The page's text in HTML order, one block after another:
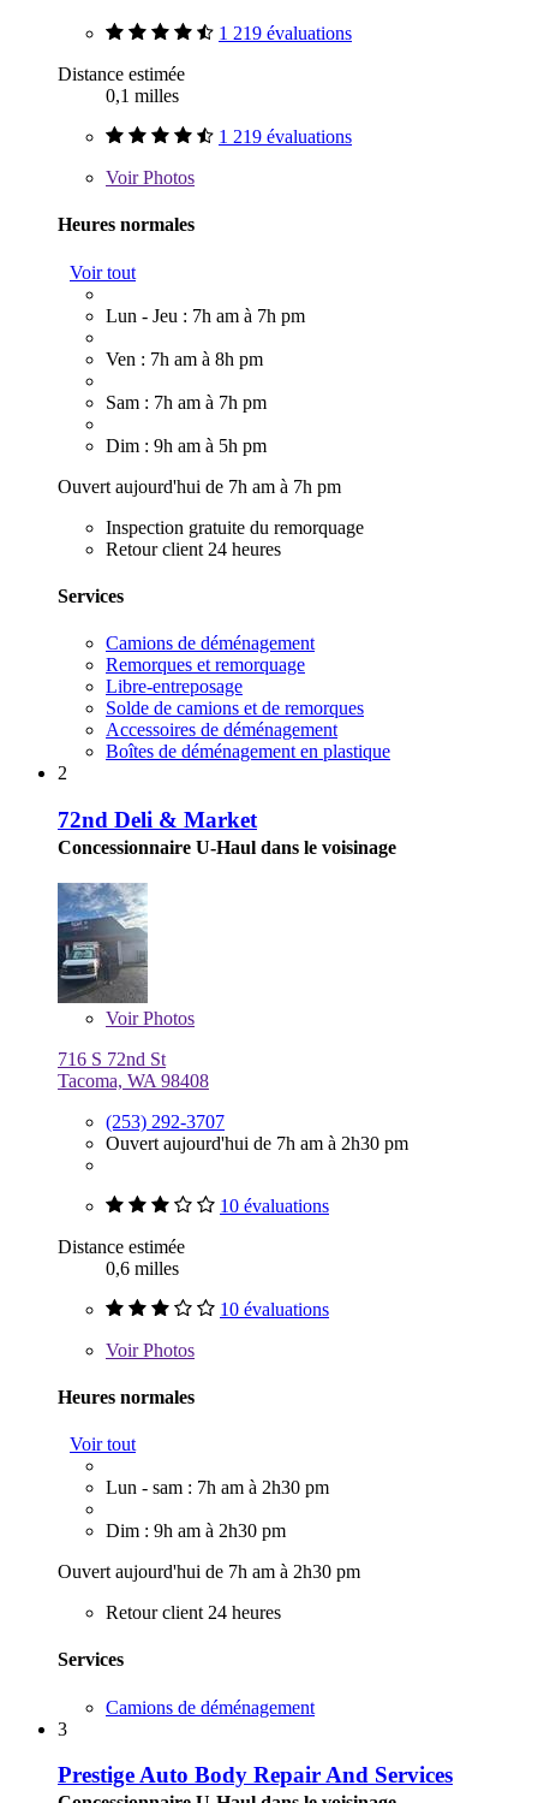
1 219 évaluations
Distance estimée
0,1 milles
1 219 évaluations
VoirPhotos
Heures normales
Voir tout
Lun - Jeu : 7h am à 7h pm
Ven : 7h am à 8h pm
Sam : 7h am à 7h pm
Dim : 9h am à 5h pm
Ouvert aujourd'hui de 7h am à 7h pm
Inspection gratuite du remorquage
Retour client 24 heures
Services
Camions de déménagement
Remorques et remorquage
Libre-entreposage
Solde de camions et de remorques
Accessoires de déménagement
Boîtes de déménagement en plastique
2
72nd Deli & Market
Concessionnaire U-Haul dans le voisinage
VoirPhotos
716 S 72nd St
Tacoma, WA 98408
(253) 292-3707
Ouvert aujourd'hui de 7h am à 2h30 pm
10 évaluations
Distance estimée
0,6 milles
10 évaluations
VoirPhotos
Heures normales
Voir tout
Lun - sam : 7h am à 2h30 pm
Dim : 9h am à 2h30 pm
Ouvert aujourd'hui de 7h am à 2h30 pm
Retour client 24 heures
Services
Camions de déménagement
3
Prestige Auto Body Repair And Services